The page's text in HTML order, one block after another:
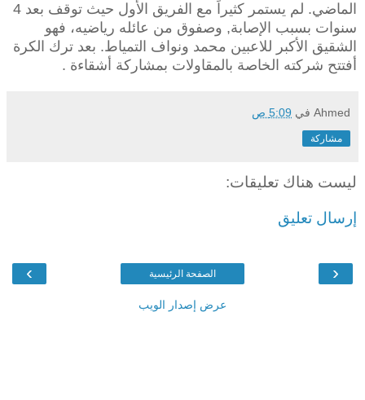
الماضي. لم يستمر كثيراً مع الفريق الأول حيث توقف بعد 4
سنوات بسبب الإصابة, وصفوق من عائله رياضيه، فهو
الشقيق الأكبر للاعبين محمد ونواف التمياط. بعد ترك الكرة
أفتتح شركته الخاصة بالمقاولات بمشاركة أشقاءة .
Ahmed في 5:09 ص
مشاركة
ليست هناك تعليقات:
إرسال تعليق
‹
› الصفحة الرئيسية
عرض إصدار الويب